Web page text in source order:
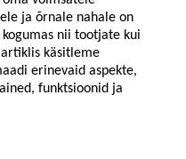
ja õrnale nahale on
nii tootjate kui
artiklis käsitleme
erinevaid aspekte,
funktsioonid ja